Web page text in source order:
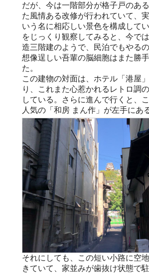
だが、今は一階部分が格子戸のあ
た風情ある改修が行われていて、
いう名に相応しい景色を構成して
をじっくり観察してみると、今で
造三階建のようで、民泊でもやる
想像逞しい吾輩の脳細胞はまた勝
た。
この建物の対面は、ホテル「港屋
り、これまた心惹かれるレトロ調
している。さらに進んで行くと、
人気の「和房 まん作」が左手にある
それにしても、この短い小路に空
きていて、家並みが歯抜け状態で